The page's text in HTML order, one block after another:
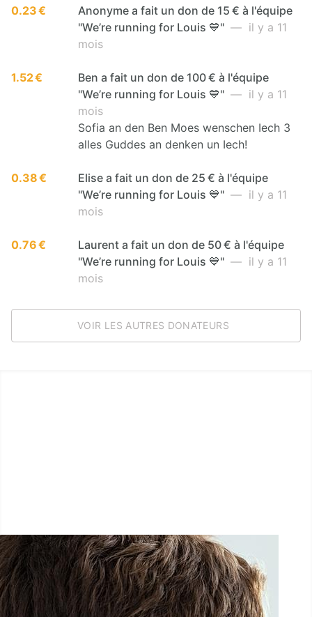
0.23 €
Anonyme a fait un don de 15 € à l'équipe
"We’re running for Louis 💙" — il y a 11
mois
1.52 €
Ben a fait un don de 100 € à l'équipe
"We’re running for Louis 💙" — il y a 11
mois
Sofia an den Ben Moes wenschen Iech 3
alles Guddes an denken un Iech!
0.38 €
Elise a fait un don de 25 € à l'équipe
"We’re running for Louis 💙" — il y a 11
mois
0.76 €
Laurent a fait un don de 50 € à l'équipe
"We’re running for Louis 💙" — il y a 11
mois
VOIR LES AUTRES DONATEURS